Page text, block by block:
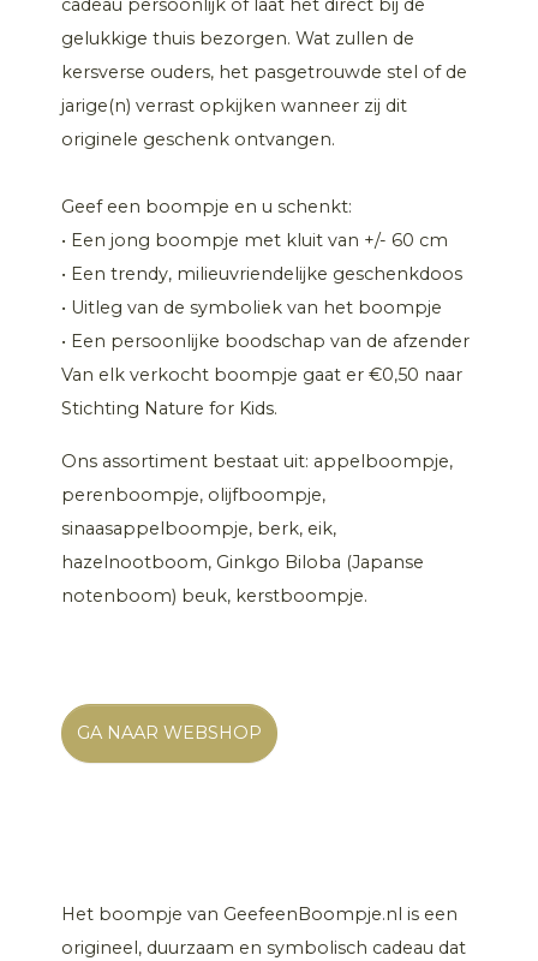
gelukkige thuis bezorgen. Wat zullen de
kersverse ouders, het pasgetrouwde stel of de
jarige(n) verrast opkijken wanneer zij dit
originele geschenk ontvangen.
Geef een boompje en u schenkt:
• Een jong boompje met kluit van +/- 60 cm
• Een trendy, milieuvriendelijke geschenkdoos
• Uitleg van de symboliek van het boompje
• Een persoonlijke boodschap van de afzender
Van elk verkocht boompje gaat er €0,50 naar
Stichting Nature for Kids.
Ons assortiment bestaat uit: appelboompje,
perenboompje, olijfboompje,
sinaasappelboompje, berk, eik,
hazelnootboom, Ginkgo Biloba (Japanse
notenboom) beuk, kerstboompje.
GA NAAR WEBSHOP
Het boompje van GeefeenBoompje.nl is een
origineel, duurzaam en symbolisch cadeau dat